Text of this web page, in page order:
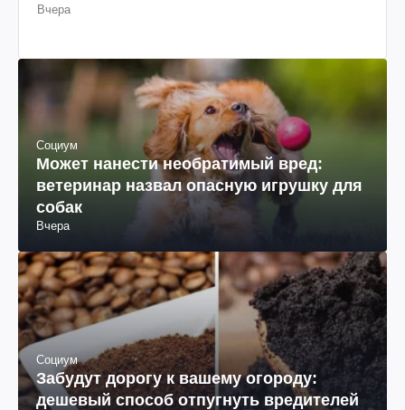
Вчера
Социум
Может нанести необратимый вред:
ветеринар назвал опасную игрушку для
собак
Вчера
Социум
Забудут дорогу к вашему огороду:
дешевый способ отпугнуть вредителей